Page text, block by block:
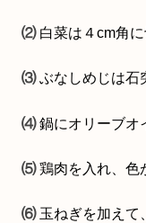
⑵白菜は４cm角
⑶ぶなしめじは石
⑷鍋にオリーブオ
⑸鶏肉を入れ、色
⑹玉ねぎを加えて